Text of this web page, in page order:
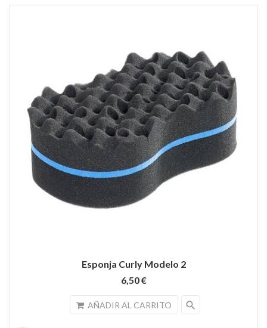
Esponja Curly Modelo 2
6,50 €
AÑADIR AL CARRITO search